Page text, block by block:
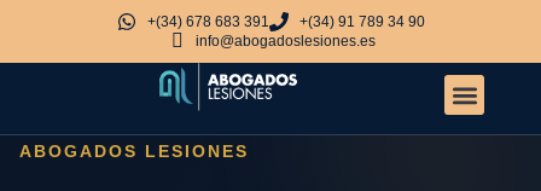
+(34) 678 683 391
+(34) 91 789 34 90
info@abogadoslesiones.es
ABOGADOS LESIONES